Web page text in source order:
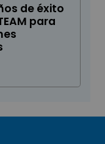
de éxito
para